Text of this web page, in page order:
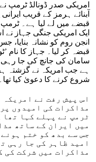
امریکی صدر ڈونالڈ ٹرمپ
آبنائے ہرمز کے قریب
قبضے میں لے لیا ہے۔
ایک امریکی جنگی جہاز
انجن روم کو نشانہ بنایا،
قبضہ کر لیا۔ جہاز کا نام
سامان کی جانچ کی جا
ہے جب امریکہ نے گزشتہ
شروع کرنے کا دعویٰ کیا تھا۔
اس پیش رفت نے امریکہ
مذاکرات کی امیدوں
ٹرمپ نے پہلے کہا
میں ایران کے ساتھ
جس سے بدھ کو ختم
امید ظاہر کی جا رہی
مذاکرات میں شرکت کی